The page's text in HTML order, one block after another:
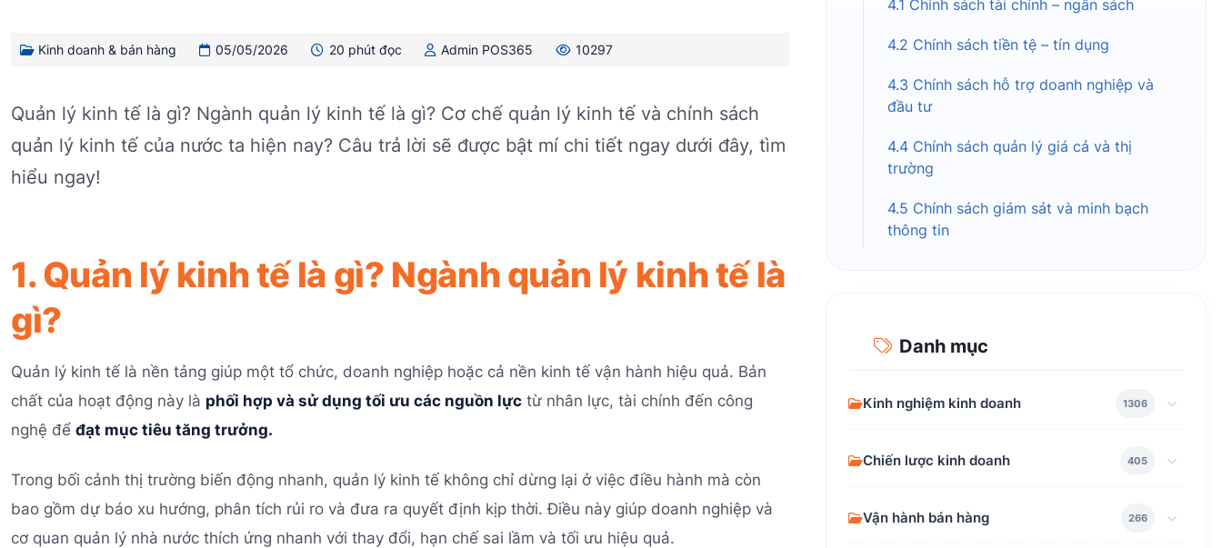
Kinh doanh & bán hàng 05/05/2026 20 phút đọc Admin POS365 10297
Quản lý kinh tế là gì? Ngành quản lý kinh tế là gì? Cơ chế quản lý kinh tế và chính sách
quản lý kinh tế của nước ta hiện nay? Câu trả lời sẽ được bật mí chi tiết ngay dưới đây, tìm
hiểu ngay!
1. Quản lý kinh tế là gì? Ngành quản lý kinh tế là
gì?
Quản lý kinh tế là nền tảng giúp một tổ chức, doanh nghiệp hoặc cả nền kinh tế vận hành hiệu quả. Bản
chất của hoạt động này là phối hợp và sử dụng tối ưu các nguồn lực từ nhân lực, tài chính đến công
nghệ để đạt mục tiêu tăng trưởng.
Trong bối cảnh thị trường biến động nhanh, quản lý kinh tế không chỉ dừng lại ở việc điều hành mà còn
bao gồm dự báo xu hướng, phân tích rủi ro và đưa ra quyết định kịp thời. Điều này giúp doanh nghiệp và
cơ quan quản lý nhà nước thích ứng nhanh với thay đổi, hạn chế sai lầm và tối ưu hiệu quả.
4.1 Chính sách tài chính – ngân sách
4.2 Chính sách tiền tệ – tín dụng
4.3 Chính sách hỗ trợ doanh nghiệp và
đầu tư
4.4 Chính sách quản lý giá cả và thị
trường
4.5 Chính sách giám sát và minh bạch
thông tin
Danh mục
Kinh nghiệm kinh doanh 1306
Chiến lược kinh doanh 405
Vận hành bán hàng 266